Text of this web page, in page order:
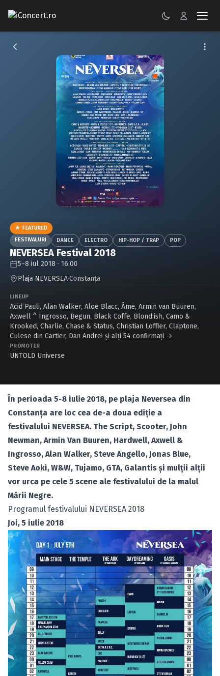
CONCERTE
Caută în site...
★ FEATURED
FESTIVALURI
DANCE ELECTRO HIP-HOP / TRAP POP
NEVERSEA Festival 2018
5–8 iul 2018 · 16:00
Plaja NEVERSEA·Constanţa
LINEUP
Acid Pauli, Alan Walker, Aloe Blacc, Âme, Armin van Buuren,
Axwell ^ Ingrosso, Begun, Black Coffe, Blond:ish, Camo &
Krooked, Charlie, Chase & Status, Christian Loffler, Claptone,
Culese din Cartier, Dan Andrei și alți 54 confirmați →
PROMOTER
UNTOLD Universe
În perioada 5-8 iulie 2018, pe plaja Neversea din
Constanţa are loc cea de-a doua ediţie a
festivalului NEVERSEA. The Script, Scooter, John
Newman, Armin Van Buuren, Hardwell, Axwell &
Ingrosso, Alan Walker, Steve Angello, Jonas Blue,
Steve Aoki, W&W, Tujamo, GTA, Galantis şi mulţii alţii
vor urca pe cele 5 scene ale festivalului de la malul
Mării Negre.
Programul festivalului NEVERSEA 2018
Joi, 5 iulie 2018